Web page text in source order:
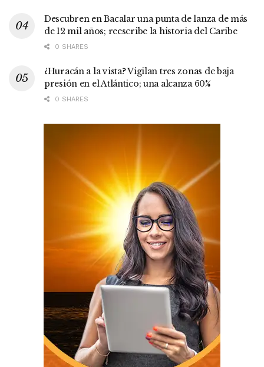
Descubren en Bacalar una punta de lanza de más
de 12 mil años; reescribe la historia del Caribe
0 SHARES
¿Huracán a la vista? Vigilan tres zonas de baja
presión en el Atlántico; una alcanza 60%
0 SHARES